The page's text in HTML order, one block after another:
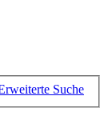
Suche